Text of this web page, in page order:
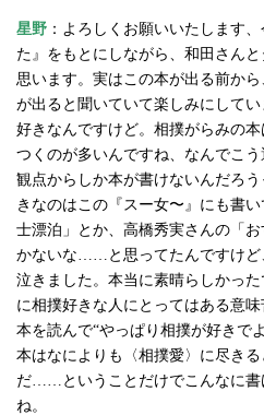
星野 ：よろしくお願いいたします
た』をもとにしながら、和田さん
思います。実はこの本が出る前か
が出ると聞いていて楽しみにして
好きなんですけど。相撲がらみの
つくのが多いんですね、なんでこ
観点からしか本が書けないんだろ
きなのはこの『スー女〜』にも書
士漂泊」とか、高橋秀実さんの「
かないな……と思ってたんですけど
泣きました。本当に素晴らしかっ
に相撲好きな人にとってはある意
本を読んで“やっぱり相撲が好きで
本はなによりも〈相撲愛〉に尽き
だ……ということだけでこんなに書
ね。